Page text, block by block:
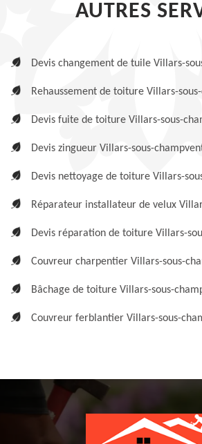
AUTRES
Devis changement de tuile Villars-
Rehaussement de toiture Villars-
Devis fuite de toiture Villars-sous-
Devis zingueur Villars-sous-
Devis nettoyage de toiture Villars-
Réparateur installateur de velux
Devis réparation de toiture Villars-
Couvreur charpentier Villars-sous-
Bâchage de toiture Villars-sous-
Couvreur ferblantier Villars-sous-